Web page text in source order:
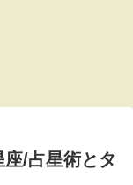
/占星術とタ